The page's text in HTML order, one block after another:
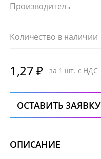
Производитель
Количество в наличии
1,27 ₽ за 1 шт. с НДС
ОСТАВИТЬ ЗАЯВКУ
ОПИСАНИЕ